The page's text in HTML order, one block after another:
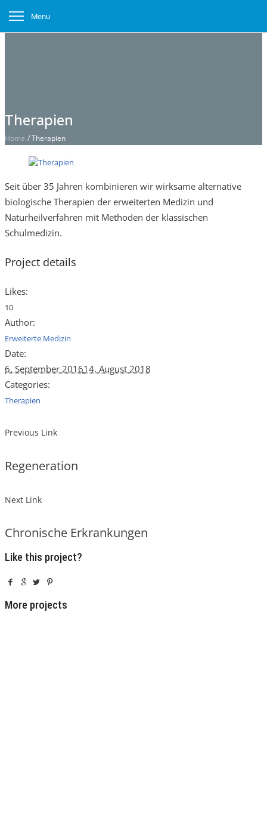
Therapien
Home /Therapien
Seit über 35 Jahren kombinieren wir wirksame alternative
biologische Therapien der erweiterten Medizin und
Naturheilverfahren mit Methoden der klassischen
Schulmedizin.
Project details
Likes:
10
Author:
Erweiterte Medizin
Date:
6. September 201614. August 2018
Categories:
Therapien
Previous Link
Regeneration
Next Link
Chronische Erkrankungen
Like this project?
More projects
Menu